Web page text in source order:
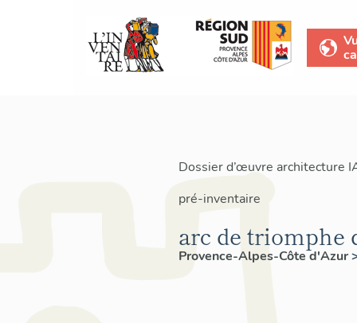
Dossier d’œuvre architecture
pré-inventaire
arc de triomphe
Provence-Alpes-Côte d'Azur